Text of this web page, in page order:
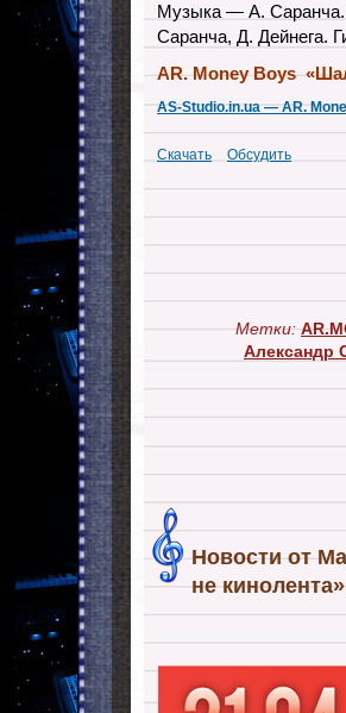
Музыка — А.
Саранча, Д. Дейнега.
AR. Money Boys
AS-Studio.in.ua — AR.
Скачать Обсудить
Метки:
Александр
Новости от
не